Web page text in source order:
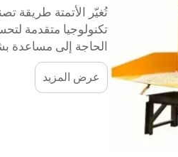
تُغيّر الأتمتة طريقة
تكنولوجيا متقدمة
الحاجة إلى مساعدة
عرض المزيد